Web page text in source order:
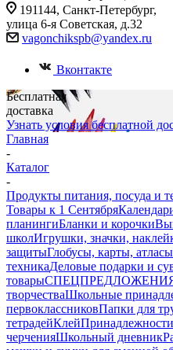
191144, Санкт-Петербург,
улица 6-я Советская, д.32
vagonchikspb@yandex.ru
Вконтакте
Бесплатная
доставка
Узнать условия бесплатной
Главная
-
Каталог
-
Продукты питания, посуда и
Товары к 1 Сентября
планингиБланки и корочки
школИгрушки, значки,
защитыГлобусы, карты, атласы
техникаДеловые подарки и
товары
творчестваШкольные
первоклассниковПапки для
тетрадейКлей
черченияШкольный дневник